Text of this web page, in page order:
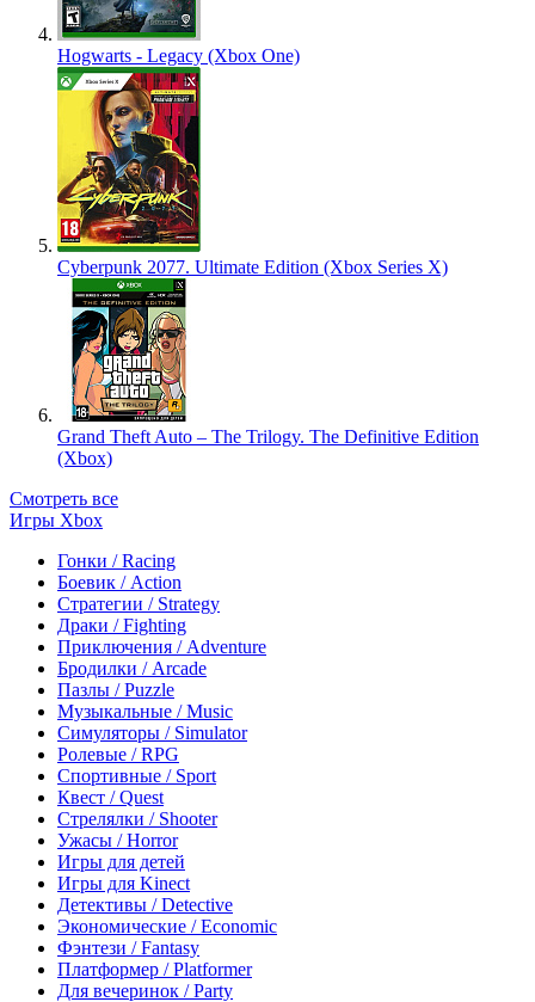
Hogwarts - Legacy (Xbox One)
Cyberpunk 2077. Ultimate Edition (Xbox Series X)
Grand Theft Auto – The Trilogy. The Definitive Edition
(Xbox)
Смотреть все
Игры Xbox
Гонки / Racing
Боевик / Action
Стратегии / Strategy
Драки / Fighting
Приключения / Adventure
Бродилки / Arcade
Пазлы / Puzzle
Музыкальные / Music
Симуляторы / Simulator
Ролевые / RPG
Спортивные / Sport
Квест / Quest
Стрелялки / Shooter
Ужасы / Horror
Игры для детей
Игры для Kinect
Детективы / Detective
Экономические / Economic
Фэнтези / Fantasy
Платформер / Platformer
Для вечеринок / Party